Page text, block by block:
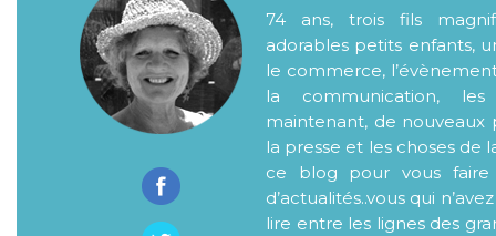
74 ans, trois fils
adorables petits enfants,
le commerce,
la communication,
maintenant, de nouveaux
la presse et les choses de
ce blog pour vous faire
d’actualités..vous qui
lire entre les lignes des